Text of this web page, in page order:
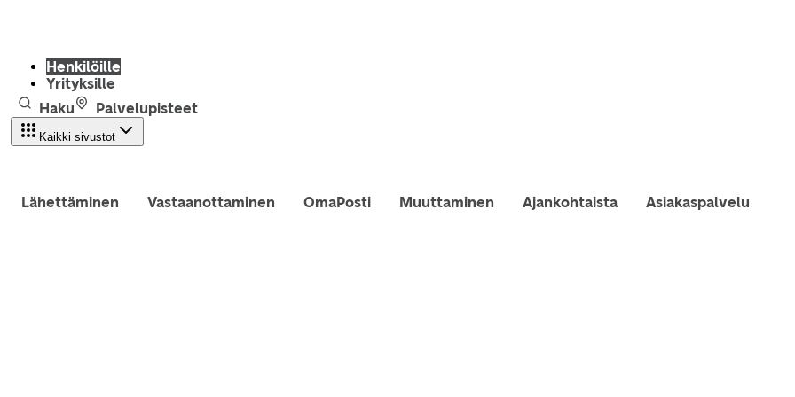
Henkilöille
Yrityksille
Haku
Palvelupisteet
Kaikki sivustot
Lähettäminen Vastaanottaminen OmaPosti Muuttaminen Ajankohtaista Asiakaspalvelu